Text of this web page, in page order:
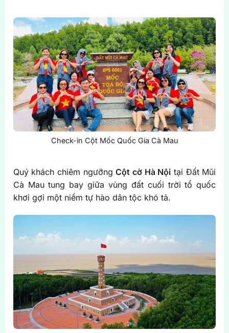
Check-in Cột Mốc Quốc Gia Cà Mau
Quý khách chiêm ngưỡngCột cờ Hà Nội tại Đất Mũi
Cà Mau tung bay giữa vùng đất cuối trời tổ quốc
khơi gợi một niềm tự hào dân tộc khó tả.